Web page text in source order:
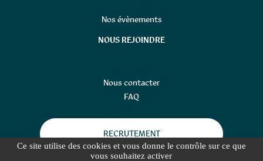
Ce site utilise des cookies et vous donne le contrôle sur ce que
vous souhaitez activer
Nos évènements
NOUS REJOINDRE
Nous contacter
FAQ
RECRUTEMENT